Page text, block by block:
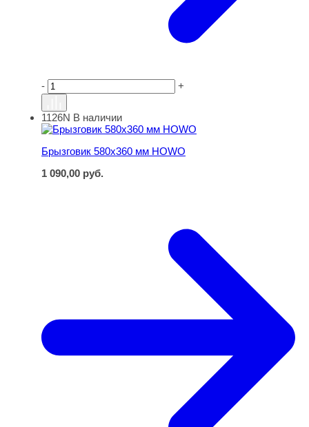
- +
Брызговик 580х360 мм HOWO
1126N В наличии
Брызговик 580х360 мм HOWO
1 090,00 руб.